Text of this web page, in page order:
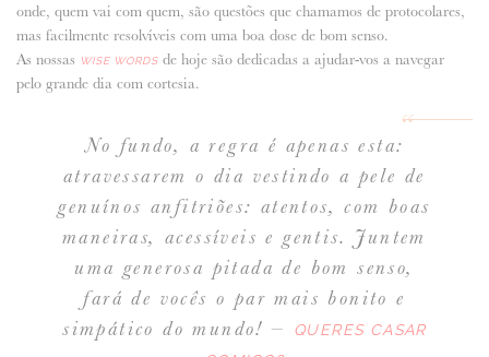
onde, quem vai com quem, são questões que chamamos de protocolares,
mas facilmente resolvíveis com uma boa dose de bom senso.
As nossas
WISE WORDSde hoje são dedicadas a ajudar-vos a navegar
pelo grande dia com cortesia.
No fundo, a regra é apenas esta:
atravessarem o dia vestindo a pele de
genuínos anfitriões: atentos, com boas
maneiras, acessíveis e gentis. Juntem
uma generosa pitada de bom senso,
fará de vocês o par mais bonito e
simpático do mundo! –
QUERES CASAR